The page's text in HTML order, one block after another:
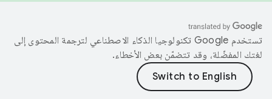
تستخدم Google تكنولوجيا الذكاء الاصطناعي لترجمة المحتوى إلى
لغتك المفضّلة، وقد تتضمّن بعض الأخطاء.